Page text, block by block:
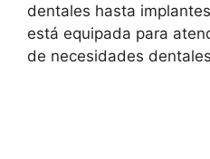
dentales hasta
está equipada para
de necesidades